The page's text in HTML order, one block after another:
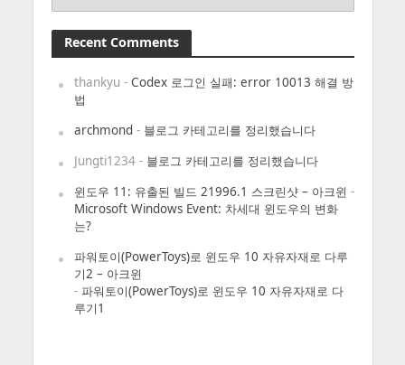
Recent Comments
thankyu - Codex 로그인 실패: error 10013 해결 방
법
archmond - 블로그 카테고리를 정리했습니다
Jungti1234- 블로그 카테고리를 정리했습니다
윈도우 11: 유출된 빌드 21996.1 스크린샷 – 아크윈 -
Microsoft Windows Event: 차세대 윈도우의 변화
는?
파워토이(PowerToys)로 윈도우 10 자유자재로 다루
기2 – 아크윈
- 파워토이(PowerToys)로 윈도우 10 자유자재로 다
루기1